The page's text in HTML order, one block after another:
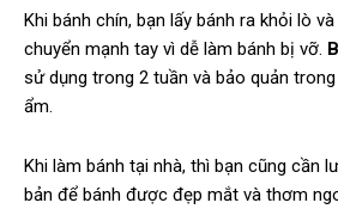
Khi bánh chín, bạn lấy bánh ra khỏi lò
chuyển mạnh tay vì dễ làm bánh bị vỡ.
sử dụng trong 2 tuần và bảo quản
ẩm.
Khi làm bánh tại nhà, thì bạn cũng cần
bản để bánh được đẹp mắt và thơm